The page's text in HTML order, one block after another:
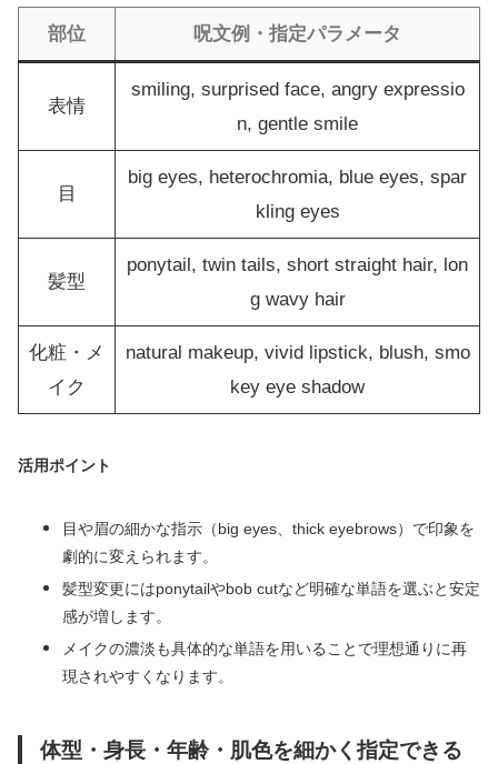
部位 呪文例・指定パラメータ
表情
smiling, surprised face, angry expressio
n, gentle smile
目
big eyes, heterochromia, blue eyes, spar
kling eyes
髪型
ponytail, twin tails, short straight hair, lon
g wavy hair
化粧・メ
イク
natural makeup, vivid lipstick, blush, smo
key eye shadow
活用ポイント
目や眉の細かな指示（big eyes、thick eyebrows）で印象を
劇的に変えられます。
髪型変更にはponytailやbob cutなど明確な単語を選ぶと安定
感が増します。
メイクの濃淡も具体的な単語を用いることで理想通りに再
現されやすくなります。
体型・身長・年齢・肌色を細かく指定できる